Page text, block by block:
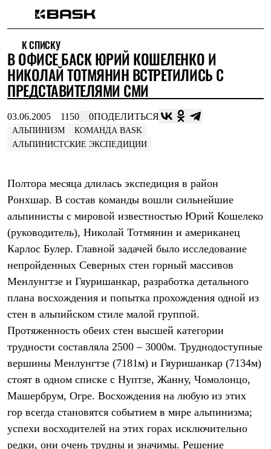
Интернет-магазин
Мужская одежда
Утепленная пухом
Куртки
Брюки
Комбинезоны
Утепленная синтетикой
Брюки
Брюки
Софтшелл одежда
Куртки
Брюки
Флисовая одежда
Куртки
Брюки
Жилеты
Термобелье
Теплое термобелье
Среднее термобелье
Легкое термобелье
Футболки
Рубашки
Толстовки
Брюки
Шорты
Женская одежда
Утепленная пухом
Куртки
Брюки
Жилеты
К СПИСКУ
В ОФИСЕ БАСК ЮРИЙ КОШЕЛЕНКО И
НИКОЛАЙ ТОТМЯНИН ВСТРЕТИЛИСЬ С
ПРЕДСТАВИТЕЛЯМИ СМИ
03.06.2005 1150 0ПОДЕЛИТЬСЯ
АЛЬПИНИЗМ
КОМАНДА BASK
АЛЬПИНИСТСКИЕ ЭКСПЕДИЦИИ
Полтора месяца длилась экспедиция в район
Ронхшар. В состав команды вошли сильнейшие
альпинисты с мировой известностью Юрий Кошелеко
(руководитель), Николай Тотмянин и американец
Карлос Булер. Главной задачей было исследование
непройденных Северных стен горный массивов
Менлунгтзе и Гяуришанкар, разработка детального
плана восхождения и попытка прохождения одной из
стен в альпийском стиле малой группой.
Протяженность обеих стен высшей категории
трудности составляла 2500 – 3000м. Труднодоступные
вершины Менлунгтзе (7181м) и Гяуришанкар (7134м)
стоят в одном списке с Нуптзе, Жанну, Чомолонцо,
Машербрум, Огре. Восхождения на любую из этих
гор всегда становятся событием в мире альпинизма;
успехи восходителей на этих горах исключительно
редки, они очень трудны и значимы. Решение